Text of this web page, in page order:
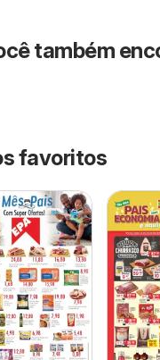
também
favoritos